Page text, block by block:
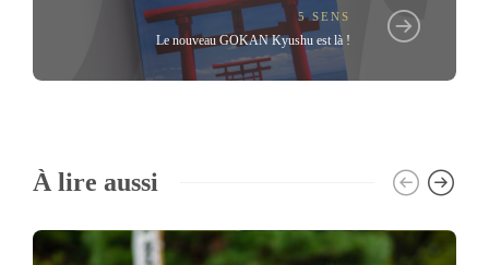
5 SENS
Le nouveau GOKAN Kyushu est là !
À lire aussi